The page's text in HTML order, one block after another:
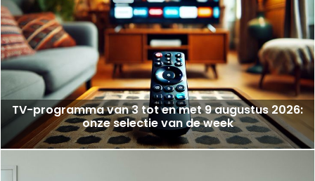
TV-programma van 3 tot en met 9 augustus 2026:
onze selectie van de week